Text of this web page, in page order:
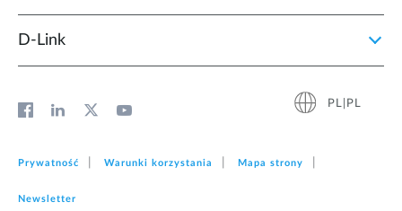
D‑Link
PL|PL
Prywatność Warunki korzystania Mapa strony
Newsletter